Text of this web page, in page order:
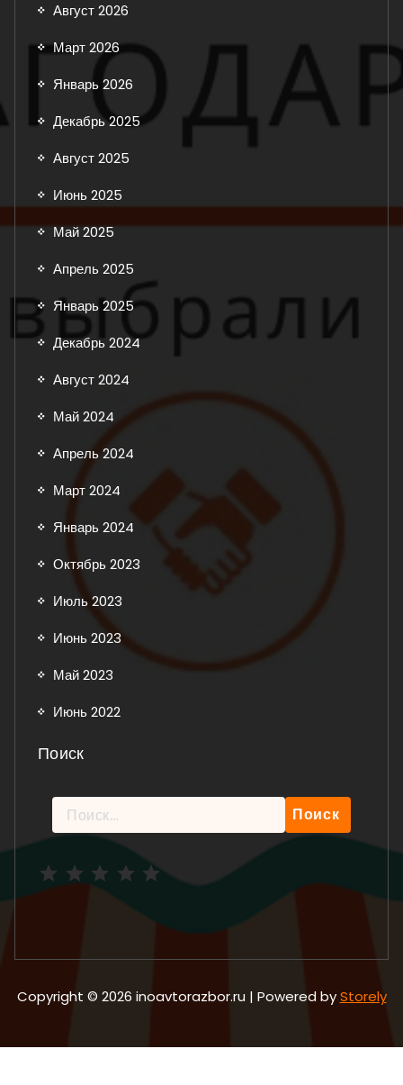
Август 2026
Март 2026
Январь 2026
Декабрь 2025
Август 2025
Июнь 2025
Май 2025
Апрель 2025
Январь 2025
Декабрь 2024
Август 2024
Май 2024
Апрель 2024
Март 2024
Январь 2024
Октябрь 2023
Июль 2023
Июнь 2023
Май 2023
Июнь 2022
Поиск
Найти:
Copyright © 2026 inoavtorazbor.ru | Powered byStorely